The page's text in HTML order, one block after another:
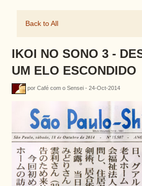
Back to All
IKOI NO SONO 3 -
UM ELO ESCONDIDO
por Café com o Sensei - 24-Oct-2014